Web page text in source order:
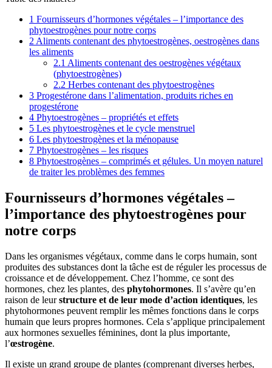
1 Fournisseurs d’hormones végétales – l’importance des
phytoestrogènes pour notre corps
2 Aliments contenant des phytoestrogènes, oestrogènes dans
les aliments
2.1 Aliments contenant des oestrogènes végétaux
(phytoestrogènes)
2.2 Herbes contenant des phytoestrogènes
3 Progestérone dans l’alimentation, produits riches en
progestérone
4 Phytoestrogènes – propriétés et effets
5 Les phytoestrogènes et le cycle menstruel
6 Les phytoestrogènes et la ménopause
7 Phytoestrogènes – les risques
8 Phytoestrogènes – comprimés et gélules. Un moyen naturel
de traiter les problèmes des femmes
Fournisseurs d’hormones végétales –
l’importance des phytoestrogènes pour
notre corps
Dans les organismes végétaux, comme dans le corps humain, sont
produites des substances dont la tâche est de réguler les processus de
croissance et de développement. Chez l’homme, ce sont des
hormones, chez les plantes, des phytohormones. Il s’avère qu’en
raison de leurstructure et de leur mode d’action identiques, les
phytohormones peuvent remplir les mêmes fonctions dans le corps
humain que leurs propres hormones. Cela s’applique principalement
aux hormones sexuelles féminines, dont la plus importante,
l’œstrogène.
Il existe un grand groupe de plantes (comprenant diverses herbes,